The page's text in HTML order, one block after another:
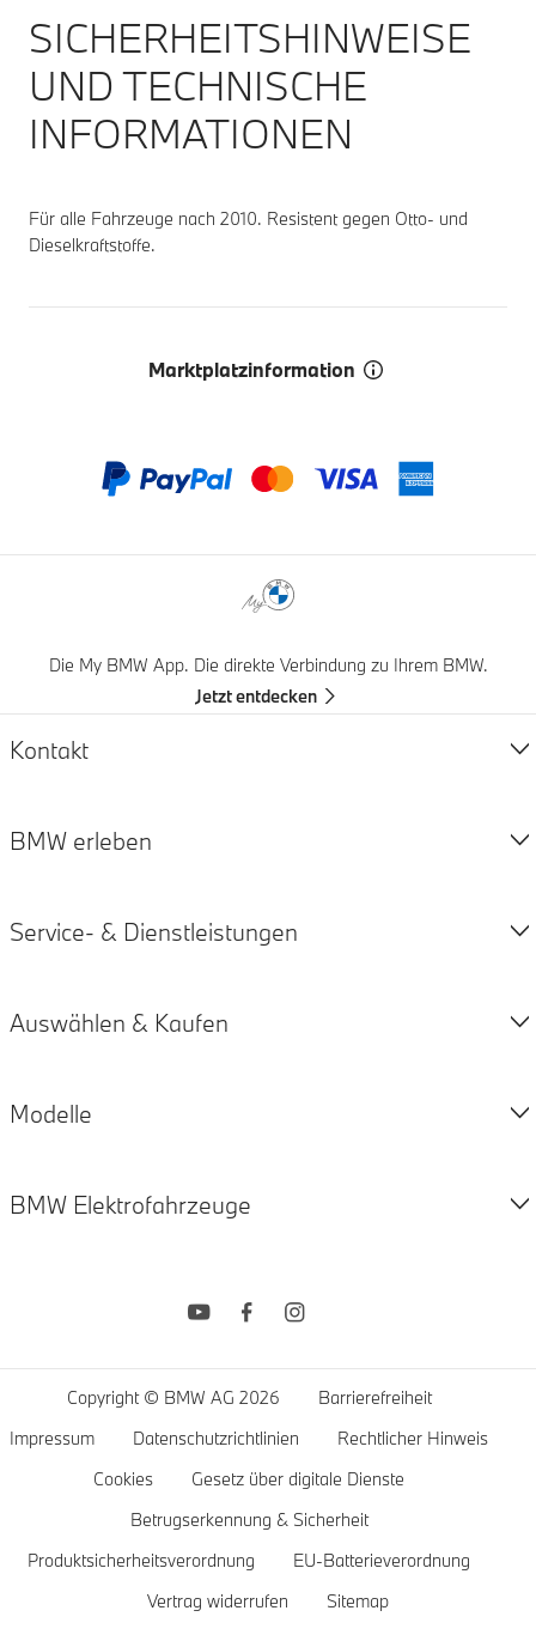
SICHERHEITSHINWEISE
UND TECHNISCHE
INFORMATIONEN
Für alle Fahrzeuge nach 2010. Resistent gegen Otto- und
Dieselkraftstoffe.
Marktplatzinformation